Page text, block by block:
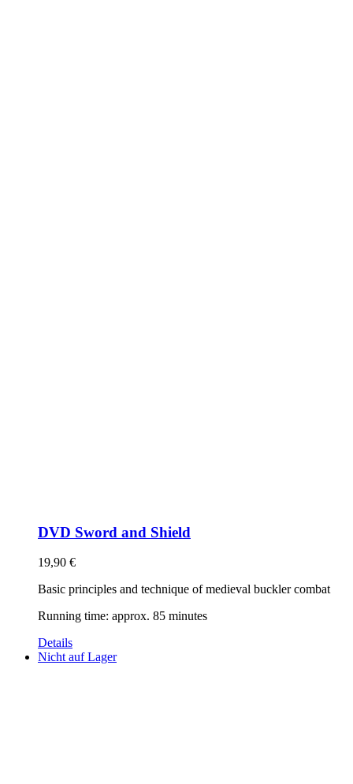
DVD Sword and Shield
19,90 €
Basic principles and technique of medieval buckler combat
Running time: approx. 85 minutes
Details
Nicht auf Lager